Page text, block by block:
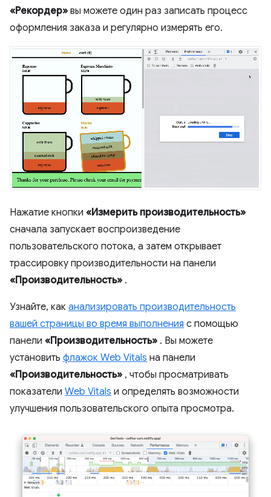
«Рекордер» вы можете один раз записать процесс
оформления заказа и регулярно измерять его.
Нажатие кнопки «Измерить производительность»
сначала запускает воспроизведение
пользовательского потока, а затем открывает
трассировку производительности на панели
«Производительность» .
Узнайте, как анализировать производительность
вашей страницы во время выполнения с помощью
панели «Производительность» . Вы можете
установить флажок Web Vitals на панели
«Производительность» , чтобы просматривать
показатели Web Vitals и определять возможности
улучшения пользовательского опыта просмотра.